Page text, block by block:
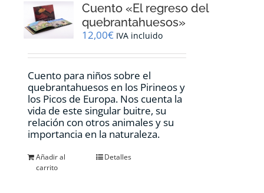
Cuento «El regreso del
quebrantahuesos»
12,00€ IVA incluido
Cuento para niños sobre el
quebrantahuesos en los Pirineos y
los Picos de Europa. Nos cuenta la
vida de este singular buitre, su
relación con otros animales y su
importancia en la naturaleza.
Añadir al
carrito
Detalles